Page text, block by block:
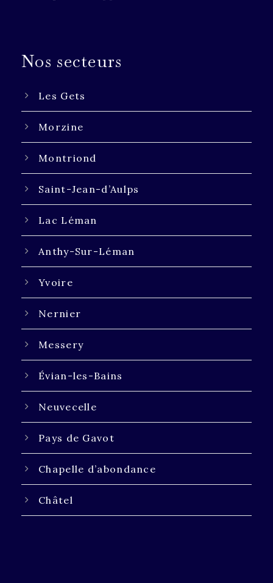
Nos secteurs
Les Gets
Morzine
Montriond
Saint-Jean-d’Aulps
Lac Léman
Anthy-Sur-Léman
Yvoire
Nernier
Messery
Évian-les-Bains
Neuvecelle
Pays de Gavot
Chapelle d’abondance
Châtel